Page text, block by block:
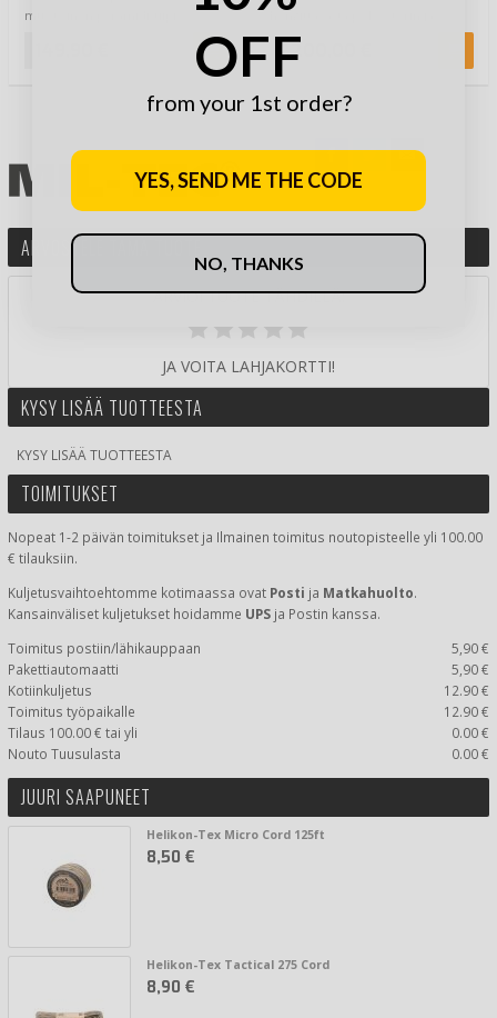
muotoinen pyramidi-tiipi…
hengittävästä polyesterin ja
puuvillan sekoituksesta,…
2200,00 €
ARVOSTELE TÄMÄ TUOTE
ARVIOI TUOTE TÄHDILLÄ:
JA VOITA LAHJAKORTTI!
KYSY LISÄÄ TUOTTEESTA
KYSY LISÄÄ TUOTTEESTA
TOIMITUKSET
Nopeat 1-2 päivän toimitukset ja Ilmainen toimitus noutopisteelle yli 100.00
€ tilauksiin.
Kuljetusvaihtoehtomme kotimaassa ovat Posti ja Matkahuolto.
Kansainväliset kuljetukset hoidamme UPS ja Postin kanssa.
Toimitus postiin/lähikauppaan
5,90 €
Pakettiautomaatti
5,90 €
Kotiinkuljetus
12.90 €
Toimitus työpaikalle
12.90 €
Tilaus 100.00 € tai yli
0.00 €
Nouto Tuusulasta
0.00 €
JUURI SAAPUNEET
Helikon-Tex Micro Cord 125ft
8,50 €
Helikon-Tex Tactical 275 Cord
8,90 €
OFF
from your 1st order?
YES, SEND ME THE CODE
NO, THANKS